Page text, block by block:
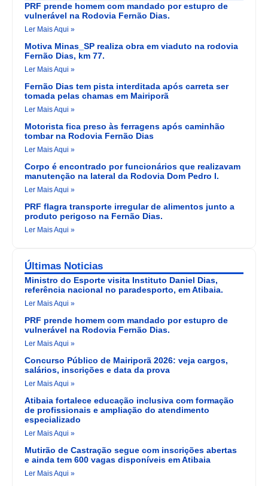
PRF prende homem com mandado por estupro de
vulnerável na Rodovia Fernão Dias.
Ler Mais Aqui »
Motiva Minas_SP realiza obra em viaduto na rodovia
Fernão Dias, km 77.
Ler Mais Aqui »
Fernão Dias tem pista interditada após carreta ser
tomada pelas chamas em Mairiporã
Ler Mais Aqui »
Motorista fica preso às ferragens após caminhão
tombar na Rodovia Fernão Dias
Ler Mais Aqui »
Corpo é encontrado por funcionários que realizavam
manutenção na lateral da Rodovia Dom Pedro I.
Ler Mais Aqui »
PRF flagra transporte irregular de alimentos junto a
produto perigoso na Fernão Dias.
Ler Mais Aqui »
Últimas Noticias
Ministro do Esporte visita Instituto Daniel Dias,
referência nacional no paradesporto, em Atibaia.
Ler Mais Aqui »
PRF prende homem com mandado por estupro de
vulnerável na Rodovia Fernão Dias.
Ler Mais Aqui »
Concurso Público de Mairiporã 2026: veja cargos,
salários, inscrições e data da prova
Ler Mais Aqui »
Atibaia fortalece educação inclusiva com formação
de profissionais e ampliação do atendimento
especializado
Ler Mais Aqui »
Mutirão de Castração segue com inscrições abertas
e ainda tem 600 vagas disponíveis em Atibaia
Ler Mais Aqui »